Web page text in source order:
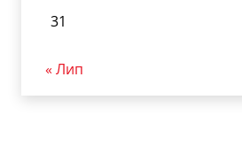
31
« Лип